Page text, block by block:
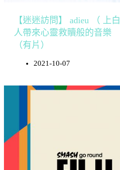
【迷迷訪問】 adieu （ 上
人帶來心靈救贖般的音樂
（有片）
2021-10-07